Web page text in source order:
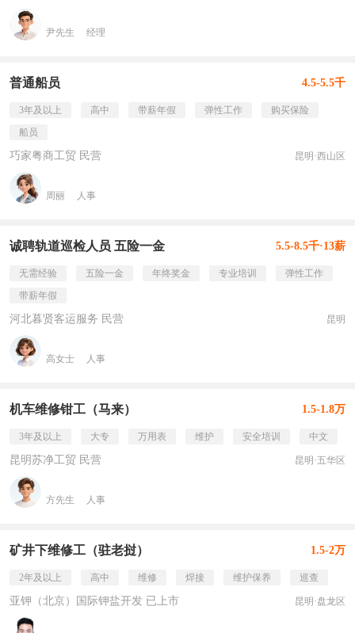
尹先生 经理
普通船员 4.5-5.5千
3年及以上 高中 带薪年假 弹性工作
购买保险
船员
巧家粤商工贸 民营 昆明·西山区
周丽 人事
诚聘轨道巡检人员 五险一金 5.5-8.5千·13薪
无需经验 五险一金 年终奖金 专业培训
弹性工作
带薪年假
河北暮贤客运服务 民营 昆明
高女士 人事
机车维修钳工（马来） 1.5-1.8万
3年及以上 大专 万用表 维护 安全培训 中文
昆明苏净工贸 民营 昆明·五华区
方先生 人事
矿井下维修工（驻老挝） 1.5-2万
2年及以上 高中 维修 焊接 维护保养 巡查
亚钾（北京）国际钾盐开发 已上市 昆明·盘龙区